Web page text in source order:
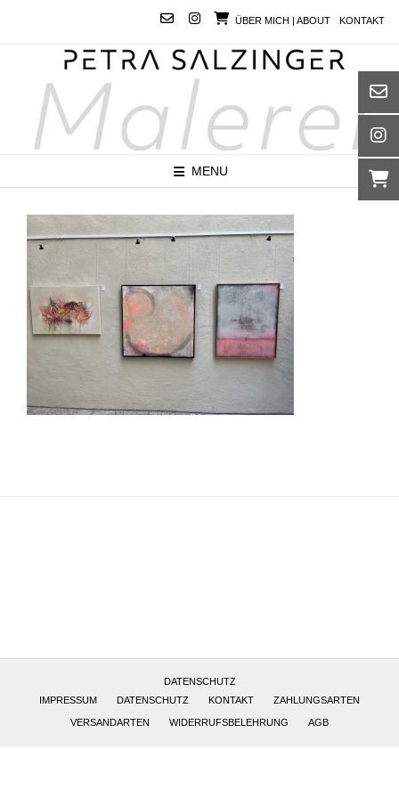
ÜBER MICH | ABOUT KONTAKT
MENU
DATENSCHUTZ
IMPRESSUM
DATENSCHUTZ KONTAKT ZAHLUNGSARTEN
VERSANDARTEN WIDERRUFSBELEHRUNG AGB